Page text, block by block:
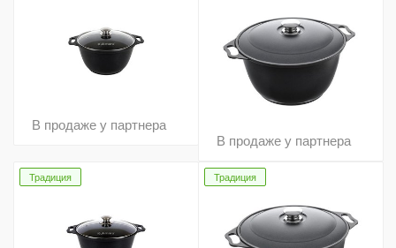
В продаже у партнера
В продаже у партнера
Традиция Традиция